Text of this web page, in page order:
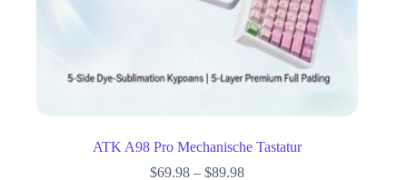
ATK A98 Pro Mechanische Tastatur
$69.98 –$89.98